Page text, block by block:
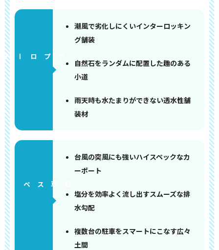
アプローチ
潮風で劣化しにくいインターロッキン
グ舗装
自然石をランダムに配置した趣のある
小道
雨天時も水たまりができない透水性舗
装材
台風の突風にも強いハイスペックなカ
ーポート
塩分を効率よく流し出すスムーズな排
水勾配
複数台の駐車をスマートにこなす広々
土間